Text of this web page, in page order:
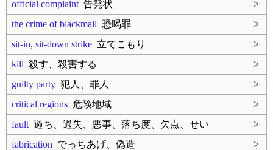
official complaint 告発状
>
the crime of blackmail 恐喝罪
>
sit-in, sit-down strike 立てこもり
>
kill 殺す、殺害する
>
guilty party 犯人、罪人
>
critical regions 危険地域
>
fault 過ち、過失、悪事、落ち度、欠点、せい
>
fabrication でっちあげ、偽造
>